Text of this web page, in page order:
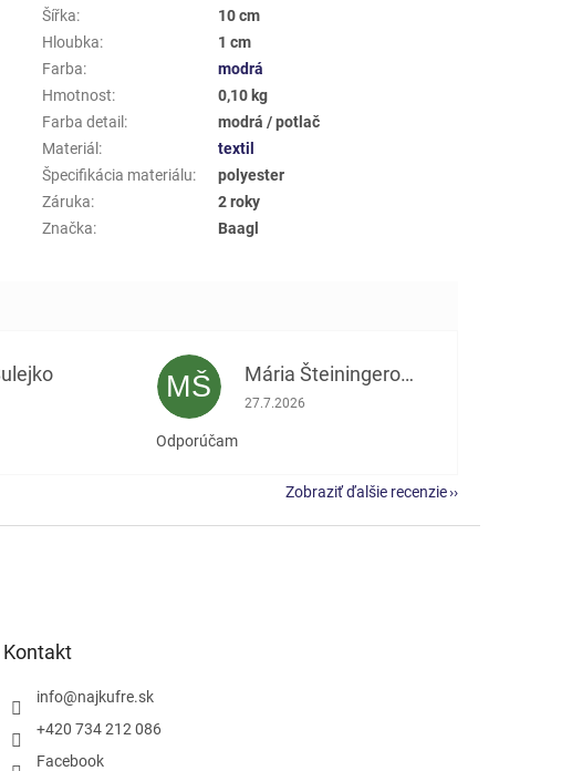
Šířka:
10 cm
Hloubka:
1 cm
Farba:
modrá
Hmotnost:
0,10 kg
Farba detail :
modrá / potlač
Materiál :
textil
Špecifikácia materiálu:
polyester
Záruka:
2 roky
Značka: Baagl
obchodu je 5 z 5 hviezdičiek.
MŠ Mária Šteiningerová
Hodnotenie obchodu je 5 z 5 hviezdičiek.
27.7.2026
Odporúčam
Zobraziť ďalšie recenzie
Kontakt
info@najkufre.sk
+420 734 212 086
Facebook